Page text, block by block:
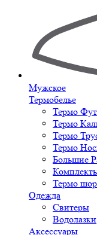
Мужское
Термобелье
Термо
Термо
Термо
Термо
Большие
Термо
Одежда
Свитеры
Водолазки
Аксессуары